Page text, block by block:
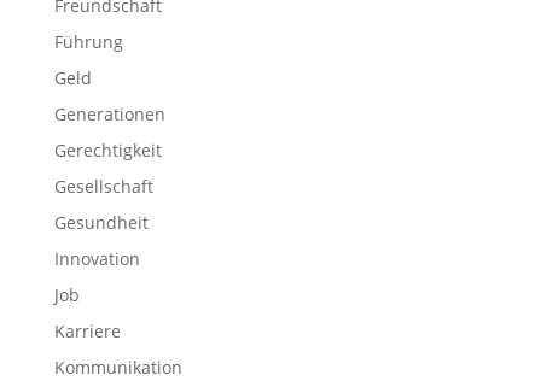
Freundschaft
Führung
Geld
Generationen
Gerechtigkeit
Gesellschaft
Gesundheit
Innovation
Job
Karriere
Kommunikation